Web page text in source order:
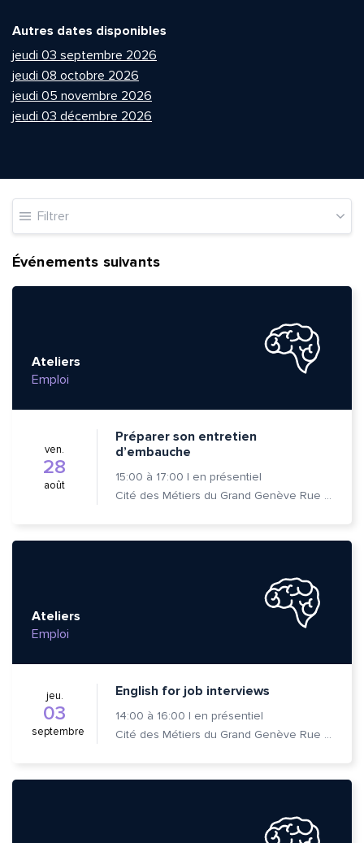
Autres dates disponibles
jeudi 03 septembre 2026
jeudi 08 octobre 2026
jeudi 05 novembre 2026
jeudi 03 décembre 2026
Filtrer
Événements suivants
Ateliers
Emploi
ven.
28
août
Préparer son entretien
d’embauche
15:00 à 17:00 | en présentiel
Cité des Métiers du Grand Genève Rue Prévost-Martin 6 1205 Genève
Ateliers
Emploi
jeu.
03
septembre
English for job interviews
14:00 à 16:00 | en présentiel
Cité des Métiers du Grand Genève Rue Prévost-Martin 6 1205 Genève